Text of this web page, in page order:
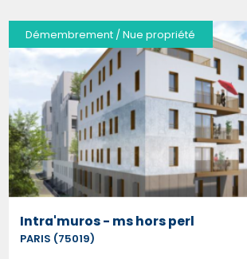
Démembrement / Nue propriété
Intra'muros - ms hors perl
PARIS (75019)